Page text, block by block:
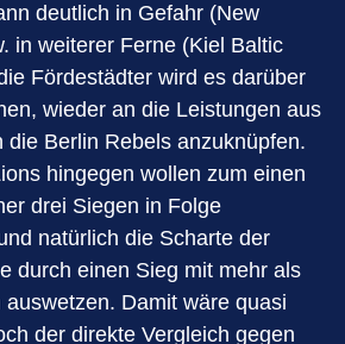
deutlich in Gefahr (New
in weiterer Ferne (Kiel Baltic
Fördestädter wird es darüber
wieder an die Leistungen aus
die Berlin Rebels anzuknüpfen.
hingegen wollen zum einen
drei Siegen in Folge
natürlich die Scharte der
durch einen Sieg mit mehr als
Damit wäre quasi
der direkte Vergleich gegen